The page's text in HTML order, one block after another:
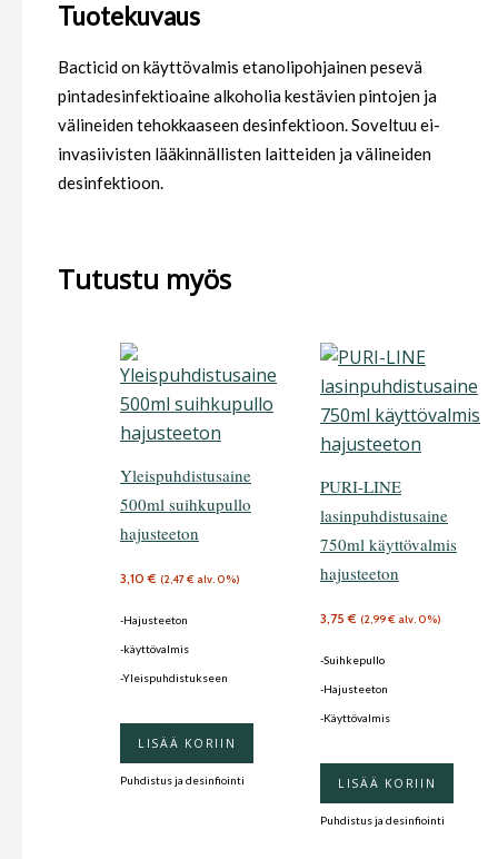
Tuotekuvaus
Bacticid on käyttövalmis etanolipohjainen pesevä
pintadesinfektioaine alkoholia kestävien pintojen ja
välineiden tehokkaaseen desinfektioon. Soveltuu ei-
invasiivisten lääkinnällisten laitteiden ja välineiden
desinfektioon.
Tutustu myös
Yleispuhdistusaine
500ml suihkupullo
hajusteeton
3,10€ (2,47€ alv. 0%)
-Hajusteeton
-käyttövalmis
-Yleispuhdistukseen
LISÄÄ KORIIN
Puhdistus ja desinfiointi
PURI-LINE
lasinpuhdistusaine
750ml käyttövalmis
hajusteeton
3,75€ (2,99€ alv. 0%)
-Suihkepullo
-Hajusteeton
-Käyttövalmis
LISÄÄ KORIIN
Puhdistus ja desinfiointi